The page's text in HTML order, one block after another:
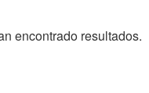
encontrado resultados.